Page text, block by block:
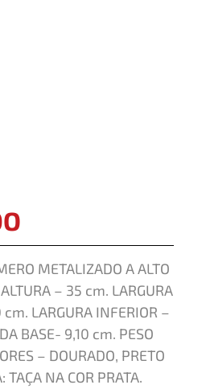
METALIZADO A ALTO
– 35 cm. LARGURA
LARGURA INFERIOR –
BASE- 9,10 cm. PESO
– DOURADO, PRETO
TAÇA NA COR PRATA.